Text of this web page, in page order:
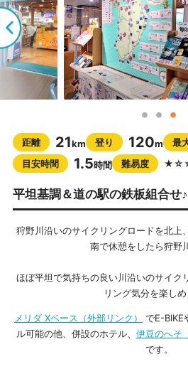
距離 21km 登り 120m 最
目安時間
1.5時間 難易度
平坦基調＆道の駅の鉄板組合せ♪
狩野川沿いのサイクリングロードを北上
南で休憩をしたら狩野
ほぼ平坦で気持ちの良い川沿いのサイク
リング気分を楽しめ
メリダ Xベース（外部リンク）
でE-BIKE
ル可能の他、併設のホテル、 伊豆のへそ
です。